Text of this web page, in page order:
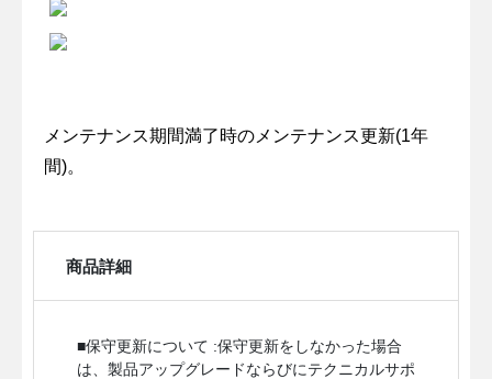
メンテナンス期間満了時のメンテナンス更新(1年
間)。
商品詳細
■保守更新について :保守更新をしなかった場合
は、製品アップグレードならびにテクニカルサポ